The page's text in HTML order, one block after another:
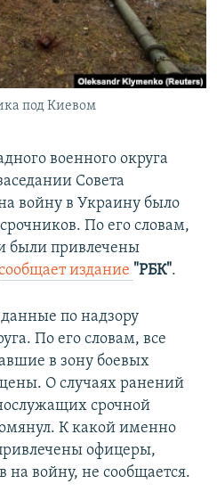
под Киевом
военного округа
Совета
войну в Украину было
По его словам,
были привлечены
издание "РБК".
по надзору
По его словам, все
в зону боевых
О случаях ранений
срочной
К какой именно
офицеры,
на войну, не сообщается.